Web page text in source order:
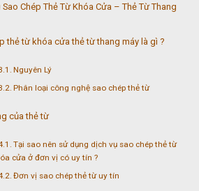
Sao Chép Thẻ Từ Khóa Cửa – Thẻ Từ Thang
thẻ từ khóa cửa thẻ từ thang máy là gì ?
Nguyên Lý
Phân loại công nghệ sao chép thẻ từ
của thẻ từ
Tại sao nên sử dụng dịch vụ sao chép thẻ từ
cửa ở đơn vị có uy tín ?
Đơn vị sao chép thẻ từ uy tín